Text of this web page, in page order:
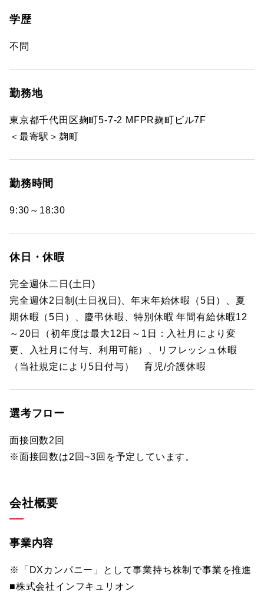
学歴
不問
勤務地
東京都千代田区麹町5-7-2 MFPR麹町ビル7F
＜最寄駅＞麹町
勤務時間
9:30～18:30
休日・休暇
完全週休二日(土日)
完全週休2日制(土日祝日)、年末年始休暇（5日）、夏
期休暇（5日）、慶弔休暇、特別休暇 年間有給休暇12
～20日（初年度は最大12日～1日：入社月により変
更、入社月に付与、利用可能）、リフレッシュ休暇
（当社規定により5日付与） 育児/介護休暇
選考フロー
面接回数2回
※面接回数は2回~3回を予定しています。
会社概要
事業内容
※「DXカンパニー」として事業持ち株制で事業を推進
■株式会社インフキュリオン